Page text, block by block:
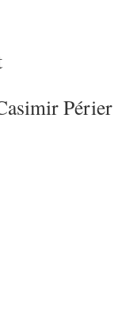
Périer